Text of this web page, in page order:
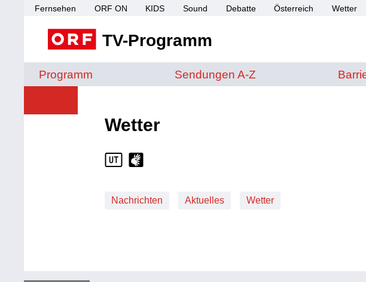
Fernsehen ORF ON KIDS Sound Debatte Österreich Wetter
TV-Programm
Programm Sendungen von A bis Z
Sendungen A-Z
Wetter
Nachrichten Aktuelles Wetter